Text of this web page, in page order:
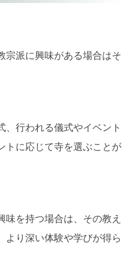
宗派に興味がある場合はそ
、行われる儀式やイベント
トに応じて寺を選ぶことが
を持つ場合は、その教え
より深い体験や学びが得ら